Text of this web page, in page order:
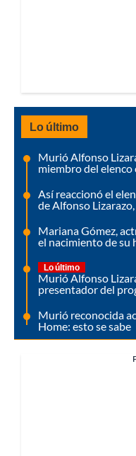
Lo último
Murió Alfonso
miembro del elenco
Así reaccionó el
de Alfonso
Mariana Gómez,
el nacimiento de su
Lo último
Murió Alfonso
presentador del
Murió reconocida
Home: esto se sabe